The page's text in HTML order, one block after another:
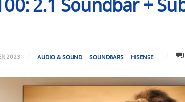
2.1 Soundbar +
2023 AUDIO & SOUND SOUNDBARS HISENSE